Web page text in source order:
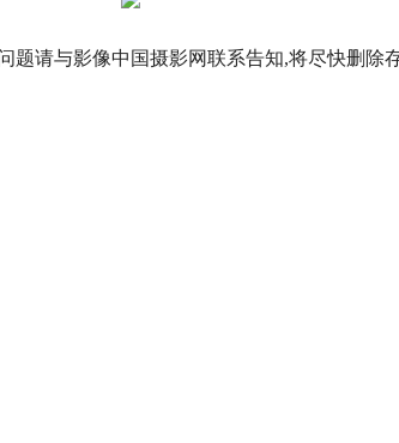
题请与影像中国摄影网联系告知,将尽快删除